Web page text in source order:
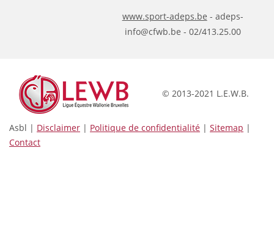
www.sport-adeps.be - adeps-
info@cfwb.be - 02/413.25.00
© 2013-2021 L.E.W.B.
Asbl | Disclaimer | Politique de confidentialité | Sitemap |
Contact